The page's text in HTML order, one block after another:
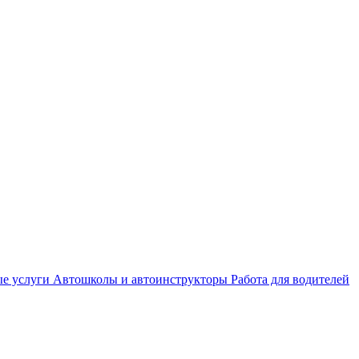
услуги Автошколы и автоинструкторы Работа для водителей